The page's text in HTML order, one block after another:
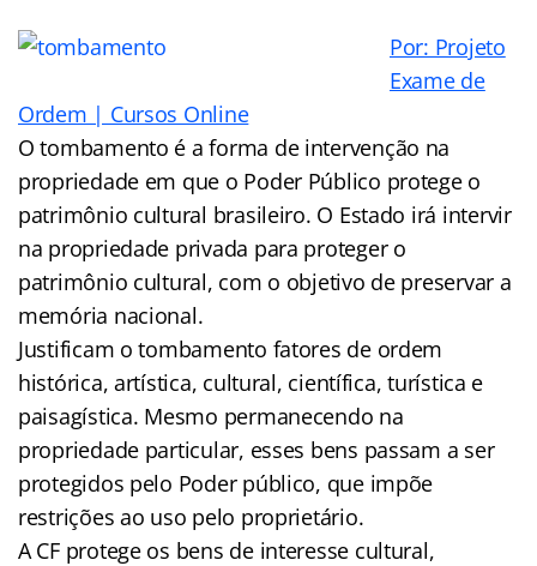
Por: Projeto
Exame de
Ordem | Cursos Online
O tombamento é a forma de intervenção na
propriedade em que o Poder Público protege o
patrimônio cultural brasileiro. O Estado irá intervir
na propriedade privada para proteger o
patrimônio cultural, com o objetivo de preservar a
memória nacional.
Justificam o tombamento fatores de ordem
histórica, artística, cultural, científica, turística e
paisagística. Mesmo permanecendo na
propriedade particular, esses bens passam a ser
protegidos pelo Poder público, que impõe
restrições ao uso pelo proprietário.
A CF protege os bens de interesse cultural,